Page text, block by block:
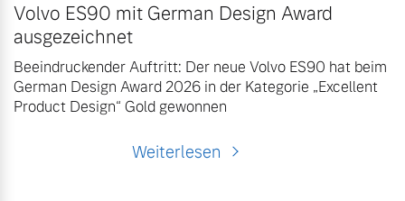
Volvo ES90 mit German Design Award
ausgezeichnet
Beeindruckender Auftritt: Der neue Volvo ES90 hat beim
German Design Award 2026 in der Kategorie „Excellent
Product Design“ Gold gewonnen
Weiterlesen